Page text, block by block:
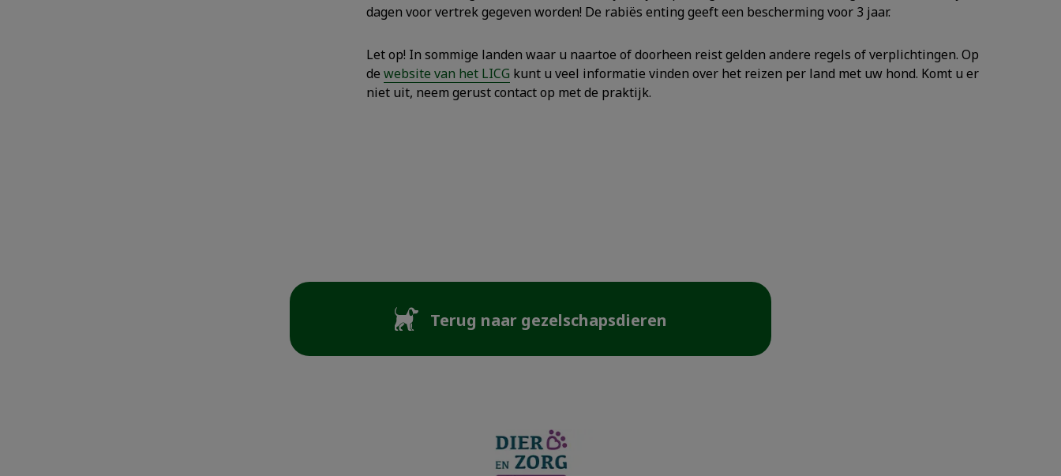
dagen voor vertrek gegeven worden! De rabiës enting geeft een bescherming voor 3 jaar.
Let op! In sommige landen waar u naartoe of doorheen reist gelden andere regels of verplichtingen. Op
de website van het LICG kunt u veel informatie vinden over het reizen per land met uw hond. Komt u er
niet uit, neem gerust contact op met de praktijk.
Terug naar gezelschapsdieren